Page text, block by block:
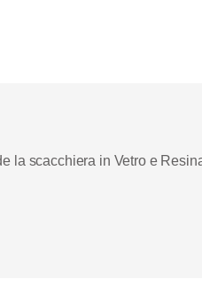
la scacchiera in Vetro e